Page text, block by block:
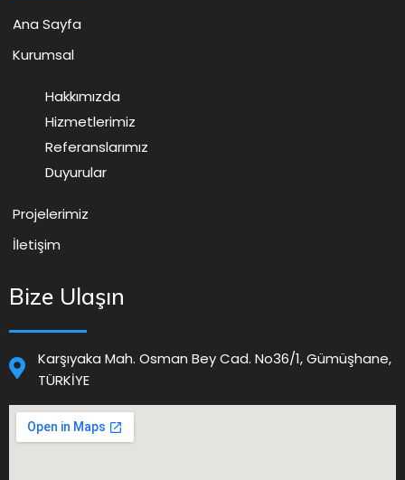
Ana Sayfa
Kurumsal
Hakkımızda
Hizmetlerimiz
Referanslarımız
Duyurular
Projelerimiz
İletişim
Bize Ulaşın
Karşıyaka Mah. Osman Bey Cad. No36/1, Gümüşhane,
TÜRKİYE